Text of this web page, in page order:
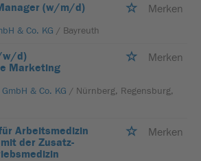
(w/m/d) Merken
& Co. KG / Bayreuth
w/d)
Marketing
Merken
& Co. KG / Nürnberg, Regensburg,
Arbeitsmedizin
der Zusatz-
Merken